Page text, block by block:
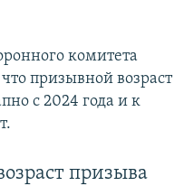
комитета
призывной возраст
с 2024 года и к
призыва